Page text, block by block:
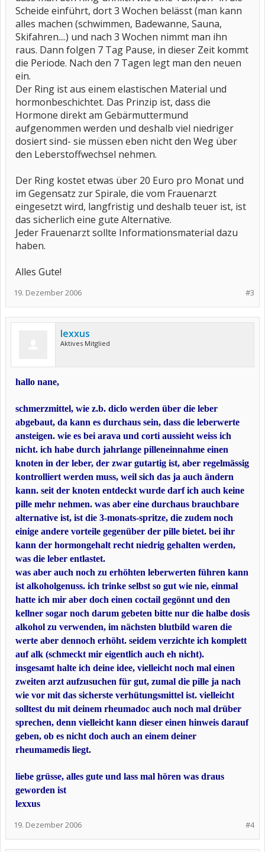
Scheide einführt, dort 3 Wochen belässt (man kann
alles machen (schwimmen, Badewanne, Sauna,
Skifahren....) und nach 3 Wochen nimmt man ihn
raus. Dann folgen 7 Tag Pause, in dieser Zeit kommt
die Periode. Nach den 7 Tagen legt man den neuen
ein.
Der Ring ist aus einem elastischen Material und
hormonbeschichtet. Das Prinzip ist, dass die
Hormone direkt am Gebärmuttermund
aufgenommen werden und deshalb viel niedriger
dosiert sind- sie müssen eben nicht den Weg über
den Leberstoffwechsel nehmen.
Der Ring kostet etwas über 20 Euro pro Monat und
im Gegensatz zur Spirale, die vom Frauenarzt
eingesetzt wird, langfristig und deshalb teuer ist, ist
das sicherlich eine gute Alternative.
Jeder Frauenarzt sollte Informationsmaterial dazu
haben.
Alles Gute!
#3
19. Dezember 2006
lexxus
Aktives Mitglied
hallo nane,
schmerzmittel, wie z.b. diclo werden über die leber
abgebaut, da kann es durchaus sein, dass die leberwerte
ansteigen. wie es bei arava und corti aussieht weiss ich
nicht. ich habe durch jahrlange pilleneinnahme einen
knoten in der leber, der zwar gutartig ist, aber regelmässig
kontrolliert werden muss, weil sich das ja auch ändern
kann. seit der knoten entdeckt wurde darf ich auch keine
pille mehr nehmen. was aber eine durchaus brauchbare
alternative ist, ist die 3-monats-spritze, die zudem noch
einige andere vorteile gegenüber der pille bietet. bei ihr
kann der hormongehalt recht niedrig gehalten werden,
was die leber entlastet.
was aber auch noch zu erhöhten leberwerten führen kann
ist alkoholgenuss. ich trinke selbst so gut wie nie, einmal
hatte ich mir aber doch einen coctail gegönnt und den
kellner sogar noch darum gebeten bitte nur die halbe dosis
alkohol zu verwenden, im nächsten blutbild waren die
werte aber dennoch erhöht. seidem verzichte ich komplett
auf alk (schmeckt mir eigentlich auch eh nicht).
insgesamt halte ich deine idee, vielleicht noch mal einen
zweiten arzt aufzusuchen für gut, zumal die pille ja nach
wie vor mit das sicherste verhütungsmittel ist. vielleicht
solltest du mit deinem rheumadoc auch noch mal drüber
sprechen, denn vielleicht kann dieser einen hinweis darauf
geben, ob es nicht doch auch an einem deiner
rheumamedis liegt.
liebe grüsse, alles gute und lass mal hören was draus
geworden ist
lexxus
#4
19. Dezember 2006